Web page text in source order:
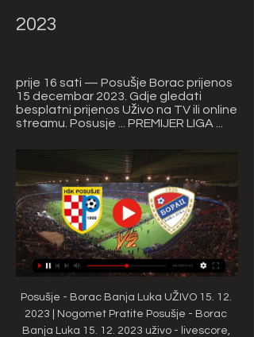
2023
prije 16 sati — Posušje Borac prijenos
15 decembar 2023. Gdje gledati
besplatni prijenos Uživo na TV ili online
streamu. Posusje ... PREMIJER LIGA ...
Posušje - Borac Banja Luka UŽIVO 15. 12.
2023 | Nogomet Pratite Posušje - Borac
Banja Luka 15. 12. 2023 uživo - livescore,